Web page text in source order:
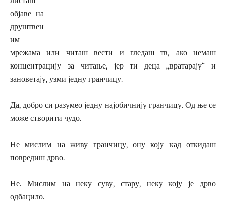
објаве на
друштвен
им
мрежама или читаш вести и гледаш тв, ако немаш
концентрацију за читање, јер ти деца „вратарају“ и
зановетају, узми једну гранчицу.
Да, добро си разумео једну најобичнију гранчицу. Од ње се
може створити чудо.
Не мислим на живу гранчицу, ону коју кад откидаш
повредиш дрво.
Не. Мислим на неку суву, стару, неку коју је дрво
одбацило.